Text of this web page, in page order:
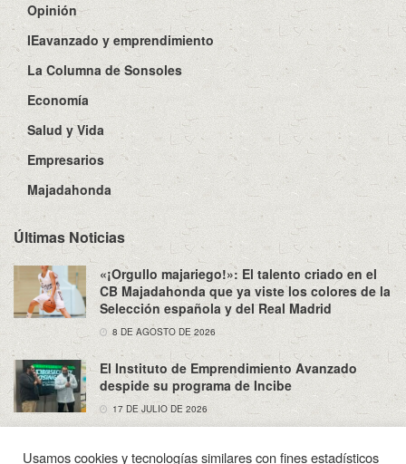
Opinión
IEavanzado y emprendimiento
La Columna de Sonsoles
Economía
Salud y Vida
Empresarios
Majadahonda
Últimas Noticias
«¡Orgullo majariego!»: El talento criado en el
CB Majadahonda que ya viste los colores de la
Selección española y del Real Madrid
8 DE AGOSTO DE 2026
El Instituto de Emprendimiento Avanzado
despide su programa de Incibe
17 DE JULIO DE 2026
Usamos cookies y tecnologías similares con fines estadísticos